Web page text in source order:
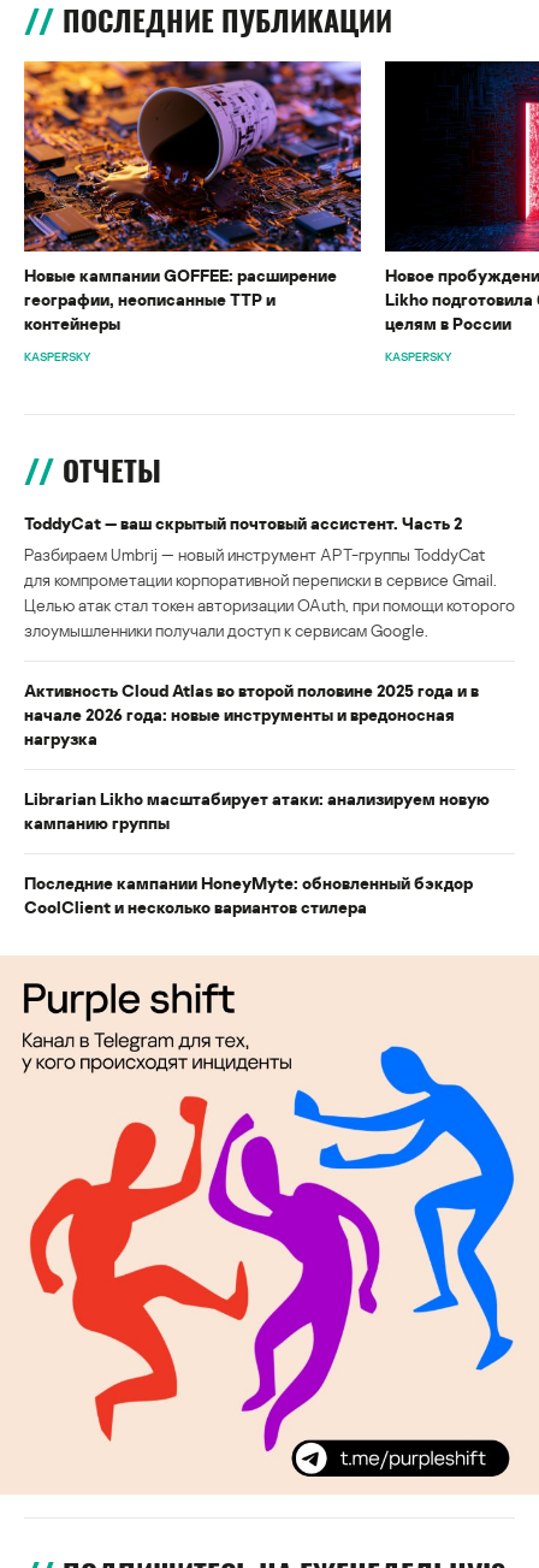
ПОСЛЕДНИЕ ПУБЛИКАЦИИ
Новые кампании GOFFEE: расширение
географии, неописанные TTP и
контейнеры
KASPERSKY
Новое
Likho
целям в России
KASPERSKY
ОТЧЕТЫ
ToddyCat — ваш скрытый почтовый ассистент. Часть 2
Разбираем Umbrij — новый инструмент APT-группы ToddyCat
для компрометации корпоративной переписки в сервисе Gmail.
Целью атак стал токен авторизации OAuth, при помощи которого
злоумышленники получали доступ к сервисам Google.
Активность Cloud Atlas во второй половине 2025 года и в
начале 2026 года: новые инструменты и вредоносная
нагрузка
Librarian Likho масштабирует атаки: анализируем новую
кампанию группы
Последние кампании HoneyMyte: обновленный бэкдор
CoolClient и несколько вариантов стилера